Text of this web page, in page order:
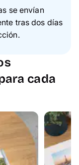
se envían
tras dos días
cada